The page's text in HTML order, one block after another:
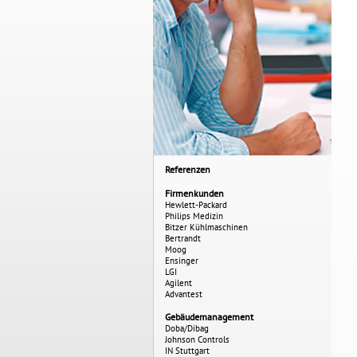
Referenzen
Firmenkunden
Hewlett-Packard
Philips Medizin
Bitzer Kühlmaschinen
Bertrandt
Moog
Ensinger
LGI
Agilent
Advantest
Gebäudemanagement
Doba/Dibag
Johnson Controls
IN Stuttgart